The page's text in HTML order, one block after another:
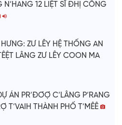
N’HANG 12 LIỆT SĨ ĐHỊ CÔNG
ZƯ LÊY HỆ THỐNG AN
LÂNG ZƯ LÊY COON MA
ÁN PR’ĐƠỢ C’LÂNG P’RANG
T’VAIH THÀNH PHỐ T’MÊÊ